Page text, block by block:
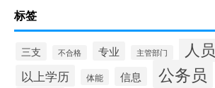
标签
三支 不合格 专业 主管部门 人员
以上学历 体能 信息 公务员